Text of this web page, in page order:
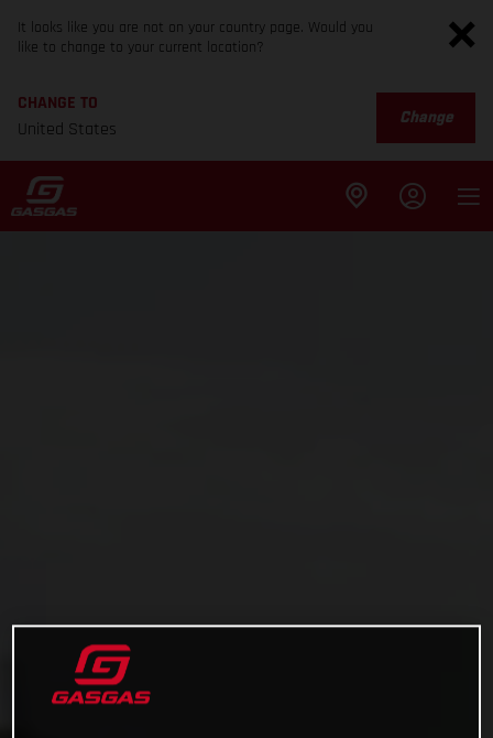
It looks like you are not on your country page. Would you
like to change to your current location?
CHANGE TO
United States
Change